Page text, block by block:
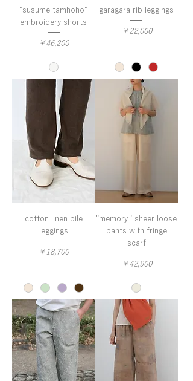
"susume tamhoho"
embroidery shorts
価格
￥46,200
garagara rib leggings
価格
￥22,000
cotton linen pile
leggings
価格
￥18,700
"memory." sheer loose
pants with fringe
scarf
価格
￥42,900